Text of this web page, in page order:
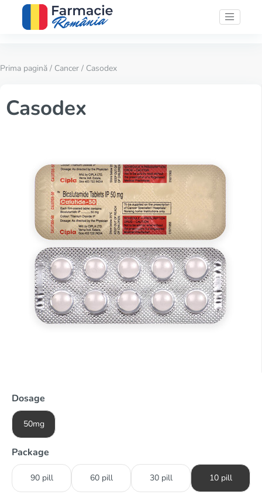
Prima pagină / Cancer / Casodex
Casodex
Dosage
50mg
Package
90 pill 60 pill 30 pill 10 pill